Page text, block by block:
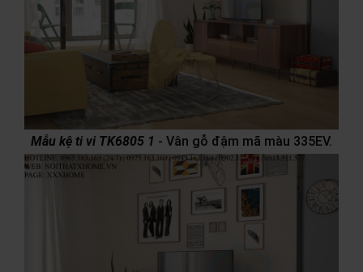
Mẫu kệ ti vi TK6805 1 - Vân gỗ đậm mã màu 335EV.